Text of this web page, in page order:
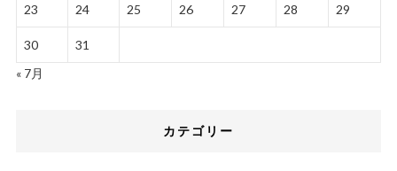
23 24 25 26 27 28 29
30
31
« 7月
カテゴリー